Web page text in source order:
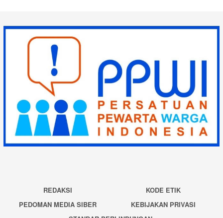
REDAKSI
KODE ETIK
PEDOMAN MEDIA SIBER
KEBIJAKAN PRIVASI